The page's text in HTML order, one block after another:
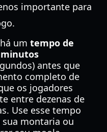
importante para
um tempo de
antes que
completo de
os jogadores
entre dezenas de
Use esse tempo
montaria ou